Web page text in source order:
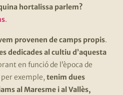
hortalissa parlem?
.
provenen de camps propis.
dedicades al cultiu d’aquesta
en funció de l’època de
per exemple, tenim dues
al Maresme i al Vallès,